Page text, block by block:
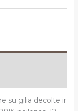
su gilia decolte ir